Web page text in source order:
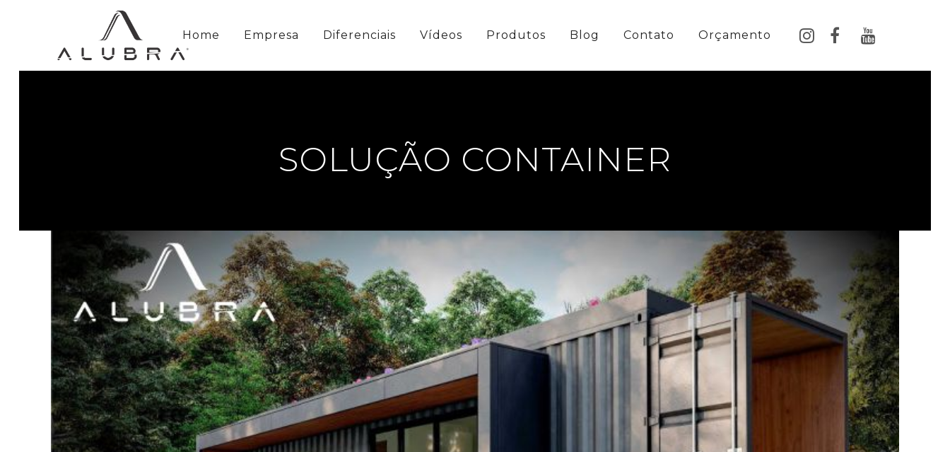
Home Empresa Diferenciais Vídeos Produtos Blog Contato Orçamento
SOLUÇÃO CONTAINER